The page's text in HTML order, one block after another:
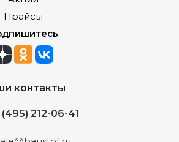
Прайсы
контакты
(495) 212-06-41